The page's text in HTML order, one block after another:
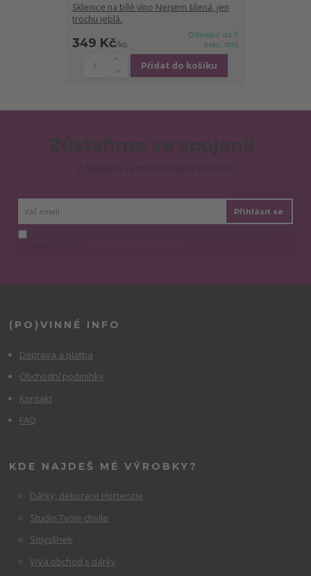
Sklenice na bílé víno Nejsem šílená, jen
trochu jeblá.
349 Kč/ks
Odeslání do 7
prac. dnů
Přidat do košíku
Přihlásit se
(PO)VINNÉ INFO
Doprava a platba
Obchodní podmínky
Kontakt
FAQ
KDE NAJDEŠ MÉ VÝROBKY?
Dárky, dekorace Hortenzie
Studio Tvoje chvíle
Smyslínek
ViVa obchod s dárky